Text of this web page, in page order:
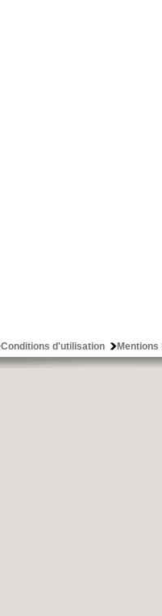
Conditions d'utilisation Mentions